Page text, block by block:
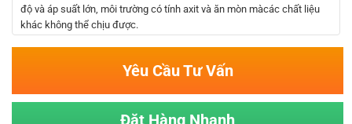
độ và áp suất lớn, môi trường có tính axit và ăn mòn màcác chất liệu
khác không thể chịu được.
Yêu Cầu Tư Vấn
Đặt Hàng Nhanh